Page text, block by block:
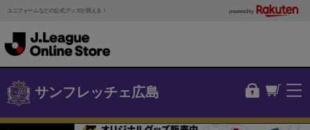
ユニフォームなどの公式グッズが買える！ powered by
サンフレッチェ広島